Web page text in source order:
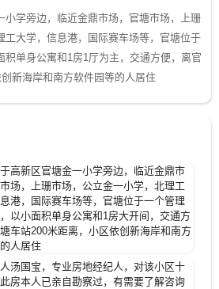
小学旁边，临近金鼎市场，官塘市场，上珊
工大学，信息港，国际赛车场等，官塘位于
积单身公寓和1房1厅为主，交通方便，离官
新海岸和南方软件园等的人居住
高新区官塘金一小学旁边，临近金鼎市
场，上珊市场，公立金一小学，北理工
港，国际赛车场等，官塘位于一个管理
以小面积单身公寓和1房大开间，交通方
车站200米距离，小区依创新海岸和南方
人居住
汤国宝，专业房地经纪人，对该小区十
房本人已亲自勘察过，有需要了解咨询